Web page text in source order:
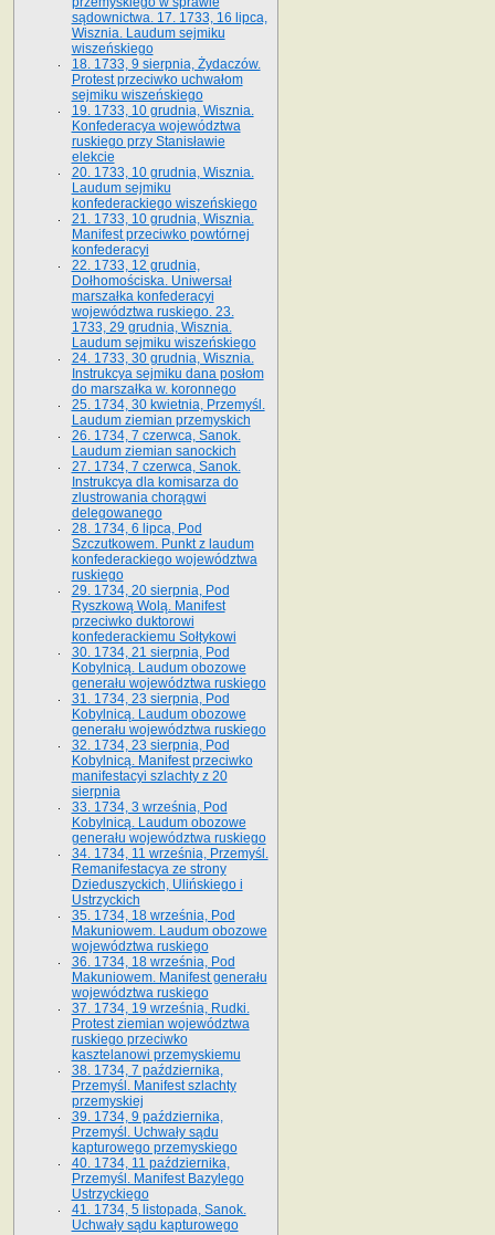
sądownictwa. 17. 1733, 16 lipca,
Wisznia. Laudum sejmiku
wiszeńskiego
18. 1733, 9 sierpnia, Żydaczów.
Protest przeciwko uchwałom
sejmiku wiszeńskiego
19. 1733, 10 grudnia, Wisznia.
Konfederacya województwa
ruskiego przy Stanisławie
elekcie
20. 1733, 10 grudnia, Wisznia.
Laudum sejmiku
konfederackiego wiszeńskiego
21. 1733, 10 grudnia, Wisznia.
Manifest przeciwko powtórnej
konfederacyi
22. 1733, 12 grudnia,
Dołhomościska. Uniwersał
marszałka konfederacyi
województwa ruskiego. 23.
1733, 29 grudnia, Wisznia.
Laudum sejmiku wiszeńskiego
24. 1733, 30 grudnia, Wisznia.
Instrukcya sejmiku dana posłom
do marszałka w. koronnego
25. 1734, 30 kwietnia, Przemyśl.
Laudum ziemian przemyskich
26. 1734, 7 czerwca, Sanok.
Laudum ziemian sanockich
27. 1734, 7 czerwca, Sanok.
Instrukcya dla komisarza do
zlustrowania chorągwi
delegowanego
28. 1734, 6 lipca, Pod
Szczutkowem. Punkt z laudum
konfederackiego województwa
ruskiego
29. 1734, 20 sierpnia, Pod
Ryszkową Wolą. Manifest
przeciwko duktorowi
konfederackiemu Sołtykowi
30. 1734, 21 sierpnia, Pod
Kobylnicą. Laudum obozowe
generału województwa ruskiego
31. 1734, 23 sierpnia, Pod
Kobylnicą. Laudum obozowe
generału województwa ruskiego
32. 1734, 23 sierpnia, Pod
Kobylnicą. Manifest przeciwko
manifestacyi szlachty z 20
sierpnia
33. 1734, 3 września, Pod
Kobylnicą. Laudum obozowe
generału województwa ruskiego
34. 1734, 11 września, Przemyśl.
Remanifestacya ze strony
Dzieduszyckich, Ulińskiego i
Ustrzyckich
35. 1734, 18 września, Pod
Makuniowem. Laudum obozowe
województwa ruskiego
36. 1734, 18 września, Pod
Makuniowem. Manifest generału
województwa ruskiego
37. 1734, 19 września, Rudki.
Protest ziemian województwa
ruskiego przeciwko
kasztelanowi przemyskiemu
38. 1734, 7 października,
Przemyśl. Manifest szlachty
przemyskiej
39. 1734, 9 października,
Przemyśl. Uchwały sądu
kapturowego przemyskiego
40. 1734, 11 października,
Przemyśl. Manifest Bazylego
Ustrzyckiego
41. 1734, 5 listopada, Sanok.
Uchwały sądu kapturowego